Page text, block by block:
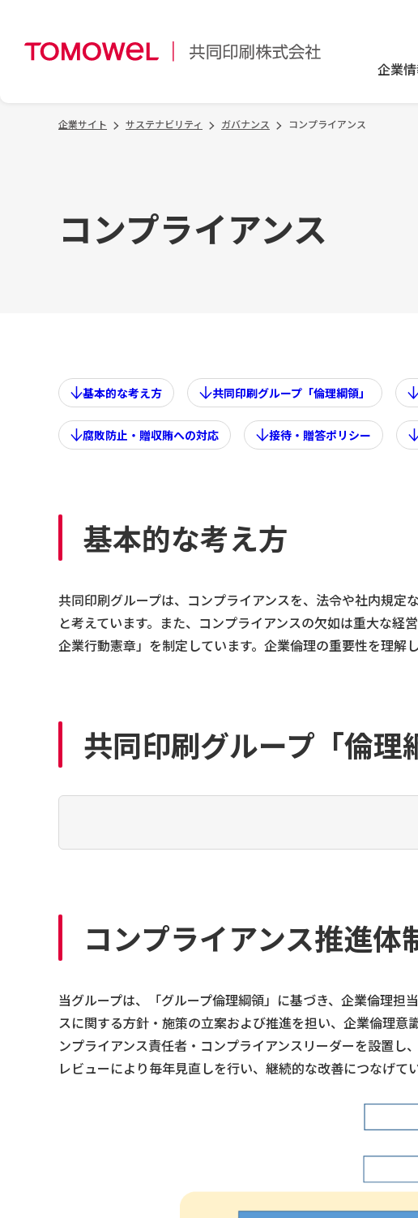
企業
企業サイト サステナビリティ ガバナンス コンプライアンス
コンプライアンス
基本的な考え方 共同印刷グループ「倫理綱領」
腐敗防止・贈収賄への対応 接待・贈答ポリシー
基本的な考え方
共同印刷グループは、コンプライアンスを、法令や社内規
と考えています。また、コンプライアンスの欠如は重大な
企業行動憲章」を制定しています。企業倫理の重要性を理解
共同印刷グループ「倫理
コンプライアンス推進体
当グループは、「グループ倫理綱領」に基づき、企業倫理
スに関する方針・施策の立案および推進を担い、企業倫理
ンプライアンス責任者・コンプライアンスリーダーを設置
レビューにより毎年見直しを行い、継続的な改善につなげてい